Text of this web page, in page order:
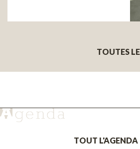
TOUTES
TOUT L'AGENDA